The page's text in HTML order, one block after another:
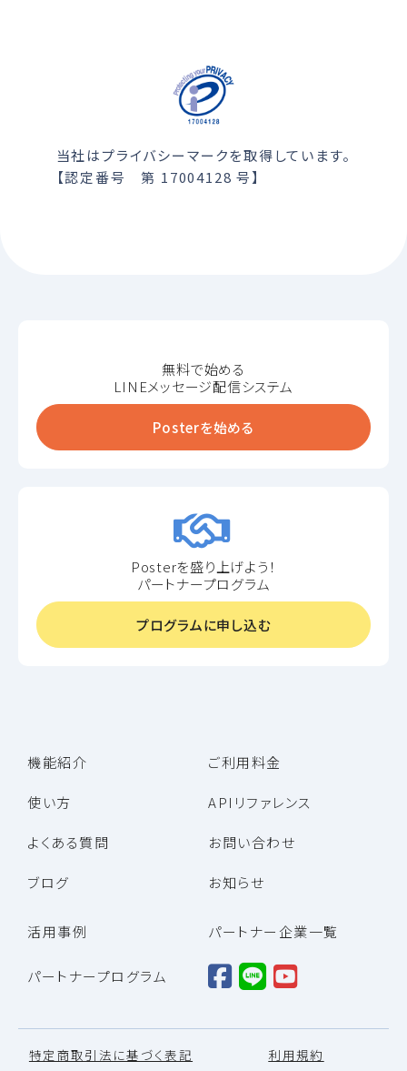
当社はプライバシーマークを取得しています。
【認定番号 第 17004128 号】
機能紹介
使い方
よくある質問
ブログ
ご利用料金
APIリファレンス
お問い合わせ
お知らせ
活用事例 パートナー企業一覧
パートナープログラム
特定商取引法に基づく表記
利用規約
無料で始める
LINEメッセージ配信システム
Posterを始める
Posterを盛り上げよう！
パートナープログラム
プログラムに申し込む